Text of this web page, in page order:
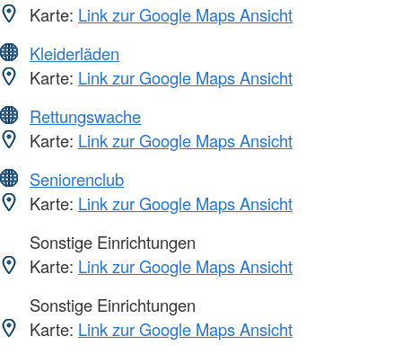
Karte: Link zur Google Maps Ansicht
Kleiderläden
Karte: Link zur Google Maps Ansicht
Rettungswache
Karte: Link zur Google Maps Ansicht
Seniorenclub
Karte: Link zur Google Maps Ansicht
Sonstige Einrichtungen
Karte: Link zur Google Maps Ansicht
Sonstige Einrichtungen
Karte: Link zur Google Maps Ansicht